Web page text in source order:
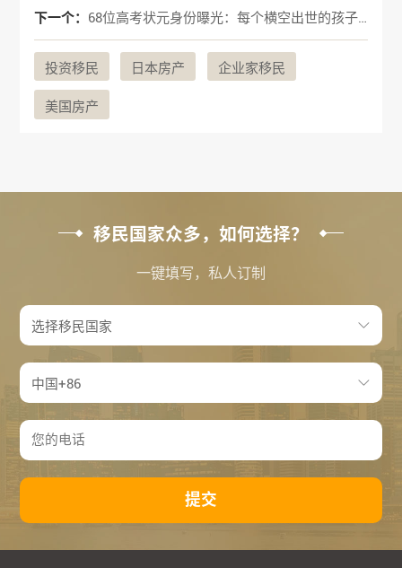
下一个：
68位高考状元身份曝光：每个横空出世的孩子，都是父母在奋力托举
投资移民 日本房产 企业家移民
美国房产
移民国家众多，如何选择？
一键填写，私人订制
提交